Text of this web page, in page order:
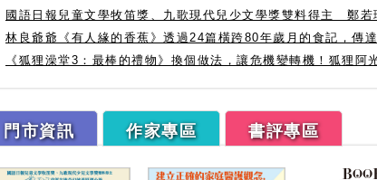
國語日報兒童文學牧笛獎、九歌現代兒少文學獎雙料得主 鄭若
林良爺爺《有人緣的香蕉》透過24篇橫跨80年歲月的食記，傳
《狐狸澡堂3：最棒的禮物》換個做法，讓危機變轉機！狐狸阿
門市資訊 作家專區 書評專區